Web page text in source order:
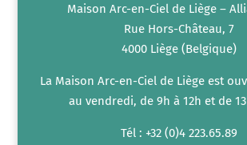
Maison Arc-en-Ciel de Liège –
Rue Hors-Château, 7
4000 Liège (Belgique)
La Maison Arc-en-Ciel de Liège est
au vendredi, de 9h à 12h et de
Tél : +32 (0)4 223.65.89